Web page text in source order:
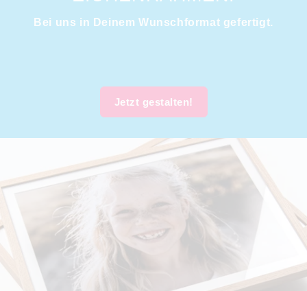
Bei uns in Deinem Wunschformat gefertigt.
Jetzt gestalten!